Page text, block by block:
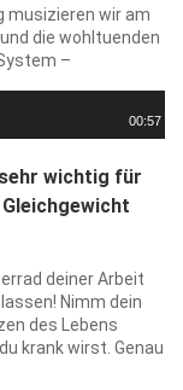
musizieren wir am
die wohltuenden
–
00:57
wichtig für
deiner Arbeit
Nimm dein
des Lebens
krank wirst. Genau